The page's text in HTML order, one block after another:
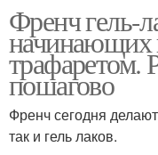
Френч гель-
начинающих
трафаретом.
пошагово
Френч сегодня
так и гель лаков.